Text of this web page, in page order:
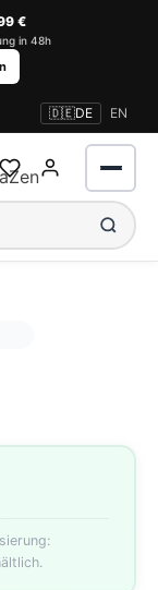
€
in 48h
🇩🇪DE EN